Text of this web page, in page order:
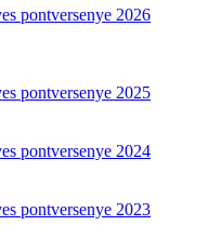
pontversenye 2026
pontversenye 2025
pontversenye 2024
pontversenye 2023